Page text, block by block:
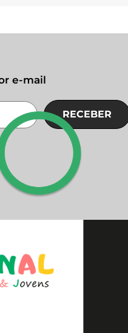
e-mail
RECEBER